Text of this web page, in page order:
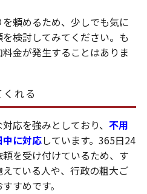
頼めるため、少しでも気に
検討してみてください。も
金が発生することはありま
れる
応を強みとしており、 不用
に対応しています。365日24
を受け付けているため、す
ている人や、行政の粗大ご
すめです。